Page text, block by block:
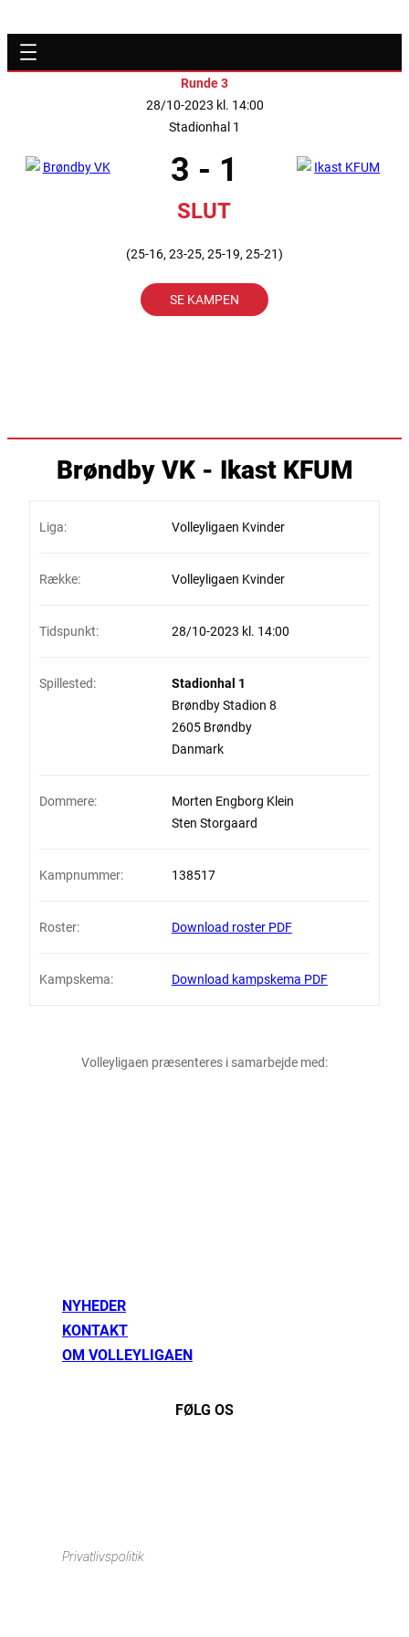
Runde 3
28/10-2023 kl. 14:00
Stadionhal 1
3 - 1
SLUT
(25-16, 23-25, 25-19, 25-21)
SE KAMPEN
Brøndby VK - Ikast KFUM
Liga: Volleyligaen Kvinder
Række: Volleyligaen Kvinder
Tidspunkt: 28/10-2023 kl. 14:00
Spillested:
Stadionhal 1
Brøndby Stadion 8
2605 Brøndby
Danmark
Dommere:
Morten Engborg Klein
Sten Storgaard
Kampnummer: 138517
Roster: Download roster PDF
Kampskema: Download kampskema PDF
Volleyligaen præsenteres i samarbejde med:
NYHEDER
KONTAKT
OM VOLLEYLIGAEN
FØLG OS
Privatlivspolitik